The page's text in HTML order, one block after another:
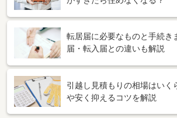
転居届に必要なものと手続き
届・転入届との違いも解説
引越し見積もりの相場はいく
や安く抑えるコツを解説